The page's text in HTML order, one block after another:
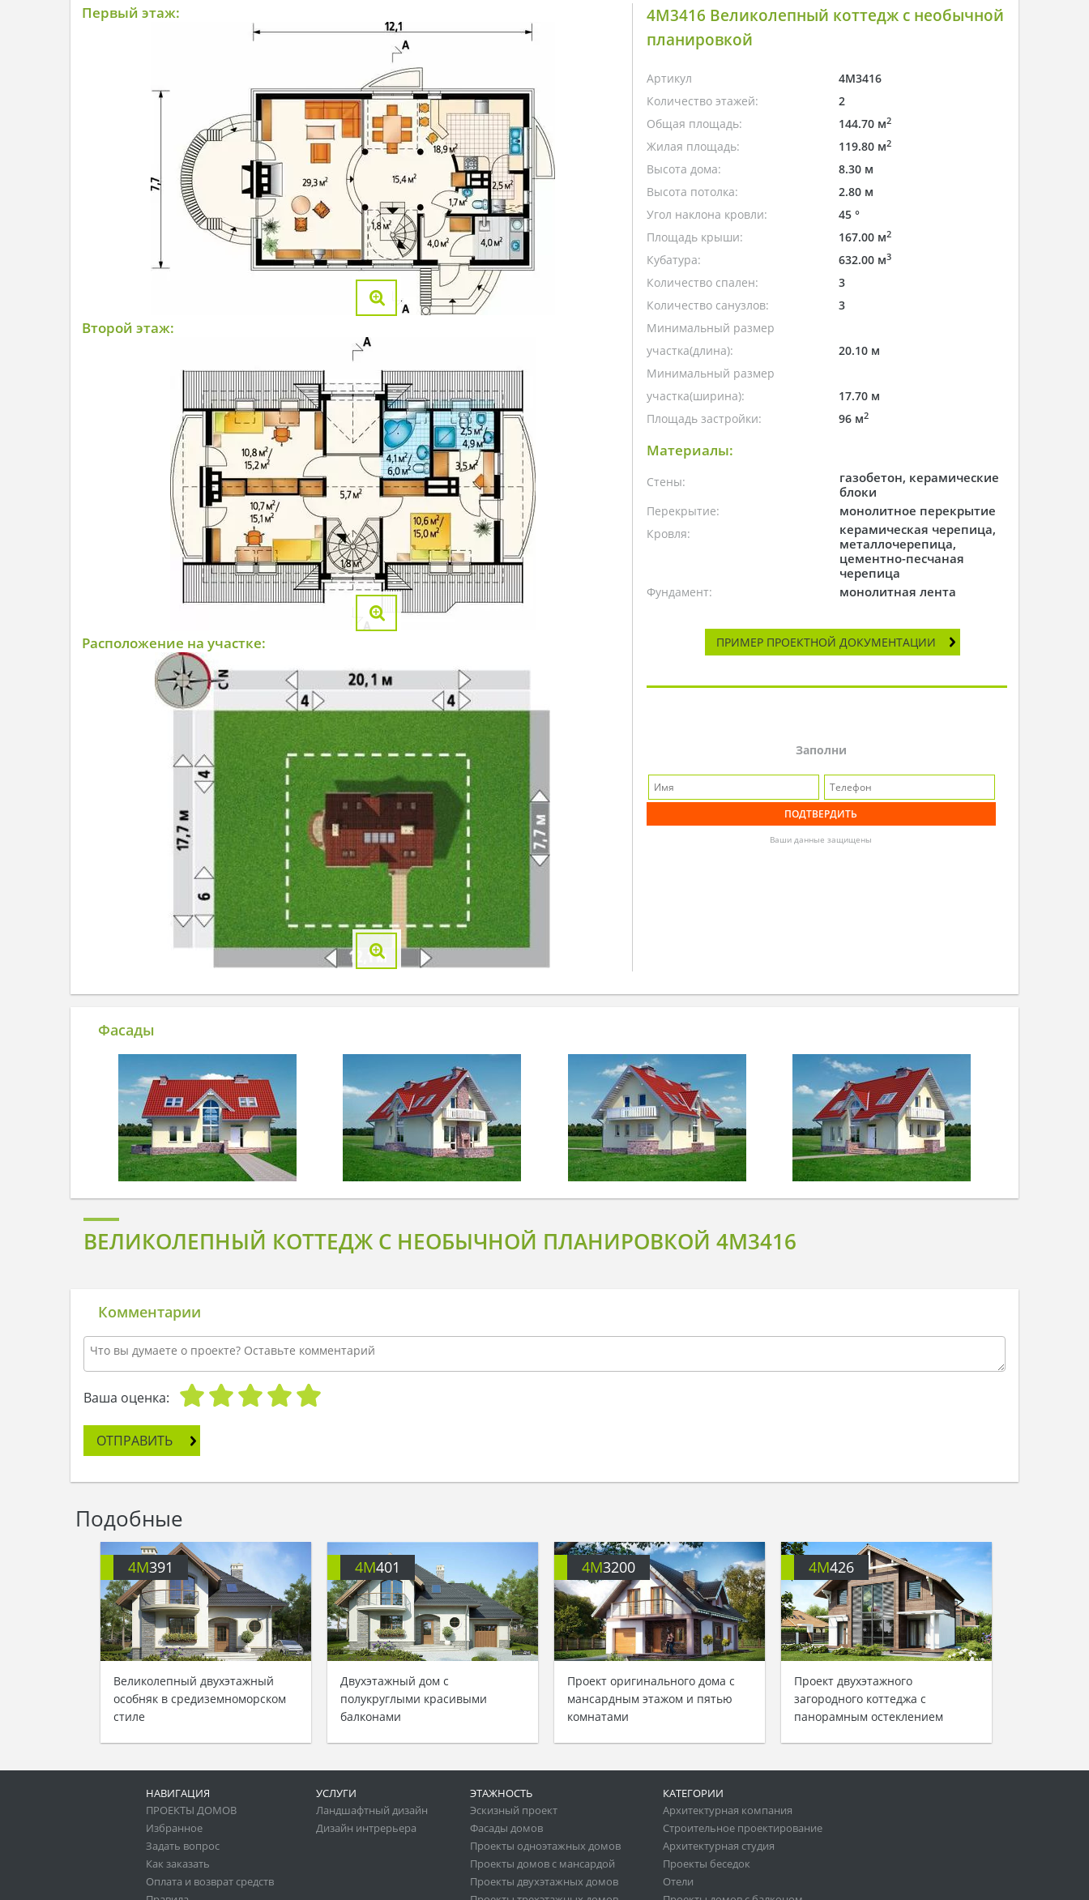
Первый этаж:
Второй этаж:
Расположение на участке:
4M3416 Великолепный коттедж с необычной
планировкой
Артикул
4M3416
Количество этажей:
2
Общая площадь:
144.70 м2
Жилая площадь: 119.80 м2
Высота дома:
8.30 м
Высота потолка:
2.80 м
Угол наклона кровли:
45 °
Площадь крыши:
167.00 м2
Кубатура: 632.00 м3
Количество спален:
3
Количество санузлов:
3
Минимальный размер
участка(длина):
20.10 м
Минимальный размер
участка(ширина):
17.70 м
Площадь застройки:
96 м2
Материалы:
Стены:
газобетон, керамические
блоки
Перекрытие: монолитное перекрытие
Кровля:
керамическая черепица,
металлочерепица,
цементно-песчаная
черепица
Фундамент: монолитная лента
ПРИМЕР ПРОЕКТНОЙ ДОКУМЕНТАЦИИ
Заполни
Ваши данные защищены
Фасады
ВЕЛИКОЛЕПНЫЙ КОТТЕДЖ С НЕОБЫЧНОЙ ПЛАНИРОВКОЙ 4M3416
Комментарии
Ваша оценка:
ОТПРАВИТЬ
Подобные
4M391
Великолепный двухэтажный
особняк в средиземноморском
стиле
4M401
Двухэтажный дом с
полукруглыми красивыми
балконами
4M3200
Проект оригинального дома с
мансардным этажом и пятью
комнатами
4M426
Проект двухэтажного
загородного коттеджа с
панорамным остеклением
НАВИГАЦИЯ
ПРОЕКТЫ ДОМОВ
Избранное
Задать вопрос
Как заказать
Оплата и возврат средств
УСЛУГИ
Ландшафтный дизайн
Дизайн интрерьера
ЭТАЖНОСТЬ
Эскизный проект
Фасады домов
Проекты одноэтажных домов
Проекты домов с мансардой
Проекты двухэтажных домов
КАТЕГОРИИ
Архитектурная компания
Строительное проектирование
Архитектурная студия
Проекты беседок
Отели